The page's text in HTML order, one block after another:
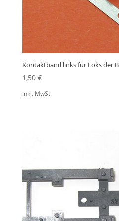
Kontaktband links für Loks der
1,50 €
inkl. MwSt.